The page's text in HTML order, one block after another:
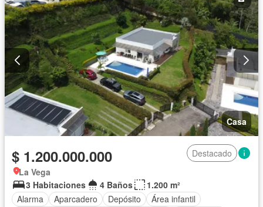
Casa
$ 1.200.000.000
Destacado
La Vega
3 Habitaciones
4 Baños
1.200 m²
Alarma
Aparcadero Depósito
Área infantil